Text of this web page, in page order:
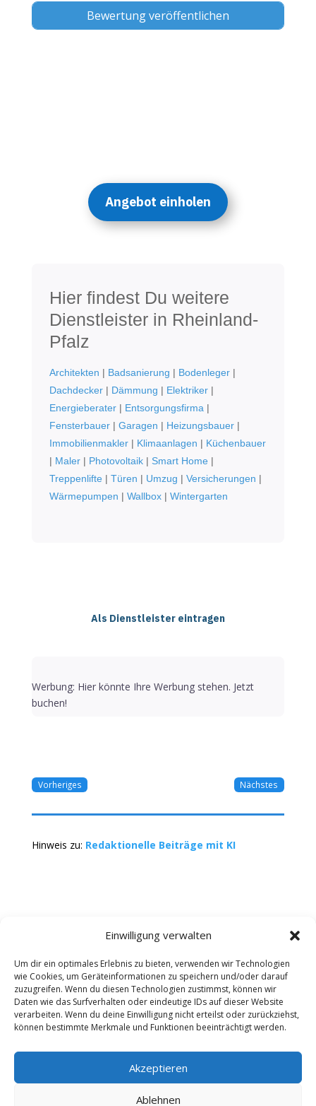
Einwilligung verwalten
Um dir ein optimales Erlebnis zu bieten, verwenden wir Technologien
wie Cookies, um Geräteinformationen zu speichern und/oder darauf
zuzugreifen. Wenn du diesen Technologien zustimmst, können wir
Daten wie das Surfverhalten oder eindeutige IDs auf dieser Website
verarbeiten. Wenn du deine Einwilligung nicht erteilst oder zurückziehst,
können bestimmte Merkmale und Funktionen beeinträchtigt werden.
Akzeptieren
Ablehnen
Angebot einholen
Hier findest Du weitere
Dienstleister in Rheinland-
Pfalz
Architekten | Badsanierung | Bodenleger|
Dachdecker| Dämmung | Elektriker|
Energieberater| Entsorgungsfirma |
Fensterbauer| Garagen | Heizungsbauer|
Immobilienmakler| Klimaanlagen | Küchenbauer
| Maler| Photovoltaik| Smart Home|
Treppenlifte| Türen | Umzug | Versicherungen |
Wärmepumpen | Wallbox| Wintergarten
Als Dienstleister eintragen
Werbung: Hier könnte Ihre Werbung stehen. Jetzt
buchen!
Vorheriges Nächstes
Hinweis zu: Redaktionelle Beiträge mit KI
Kontakt Impressum
Datenschutz
Werbung buchen
AGB
Copyright 2025-2026 | Web24 Consulting AVO UG |
Alle Rechte vorbehalten *Werbehinweis: Die ist ein
Portal mit Infos zu Dienstleistern und Fachbetrieben
sowie einem Anbieterverzeichnis. Wenn Sie bei den
Werbepartnern ein Angebot anfordern oder etwas